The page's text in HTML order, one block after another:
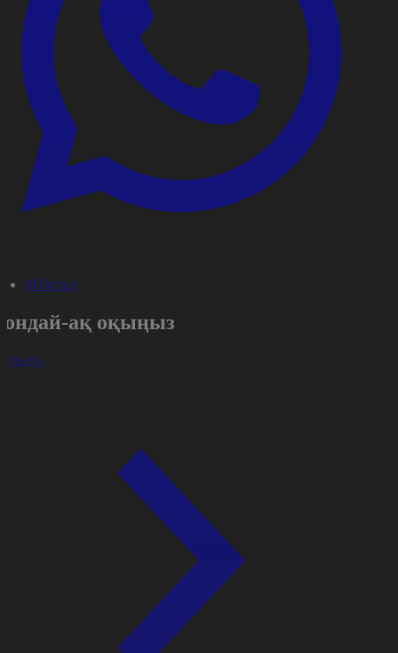
#Портал
ақ оқыңыз